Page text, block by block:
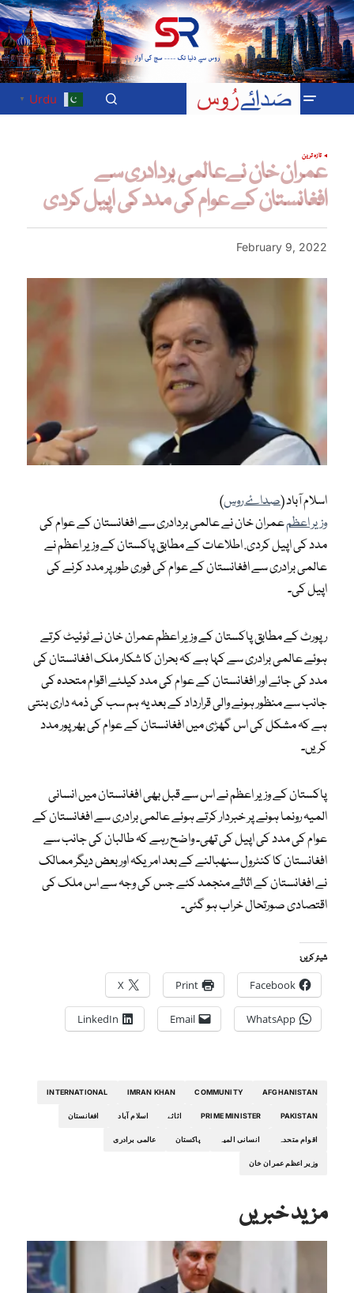
Urdu
▼
تازہ ترین
عمران خان نےعالمی بردادری سے
افغانستان کے عوام کی مدد کی اپیل کردی
February 9, 2022
اسلام آباد (صداۓ روس)
وزیر اعظمعمران خان نے عالمی بردادری سے افغانستان کے عوام کی
مدد کی اپیل کردی. اطلاعات کے مطابق پاکستان کے وزیر اعظم نے
عالمی برادری سے افغانستان کے عوام کی فوری طور پر مدد کرنے کی
اپیل کی۔
رپورٹ کے مطابق پاکستان کے وزیر اعظم عمران خان نے ٹوئیٹ کرتے
ہوئے عالمی برادری سے کہا ہے کہ بحران کا شکار ملک افغانستان کی
مدد کی جائے اور افغانستان کے عوام کی مدد کیلئے اقوام متحدہ کی
جانب سے منظور ہونے والی قرارداد کے بعد یہ ہم سب کی ذمہ داری بنتی
ہے کہ مشکل کی اس گھڑی میں افغانستان کے عوام کی بھرپور مدد
کریں۔
پاکستان کے وزیر اعظم نے اس سے قبل بھی افغانستان میں انسانی
المیہ رونما ہونے پر خبردار کرتے ہوئے عالمی برادری سے افغانستان کے
عوام کی مدد کی اپیل کی تھی۔ واضح رہے کہ طالبان کی جانب سے
افغانستان کا کنٹرول سنھبالنے کے بعد امریکہ اور بعض دیگر ممالک
نے افغانستان کے اثاثے منجمد کئے جس کی وجہ سے اس ملک کی
اقتصادی صورتحال خراب ہو گئی۔
شیئر کریں:
Facebook
Print
X
WhatsApp
Email
LinkedIn
AFGHANISTAN
COMMUNITY
IMRAN KHAN
INTERNATIONAL
PAKISTAN
PRIME MINISTER اثاثے اسلام آباد افغانستان
اقوام متحدہ انسانی المیہ پاکستان عالمی برادری
وزیر اعظم عمران خان
مزید خبریں